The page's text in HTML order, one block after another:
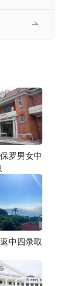
罗男女中
中四录取